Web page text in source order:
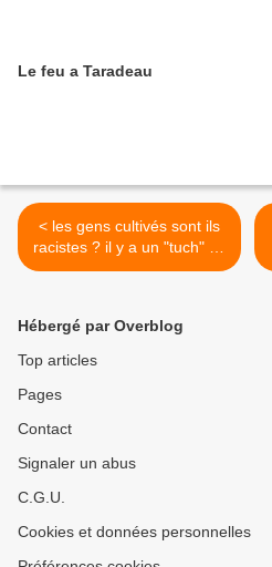
Le feu a Taradeau
< les gens cultivés sont ils
racistes ? il y a un "tuch" en
chacun de nous ,certains
Hébergé par Overblog
Top articles
Pages
Contact
Signaler un abus
C.G.U.
Cookies et données personnelles